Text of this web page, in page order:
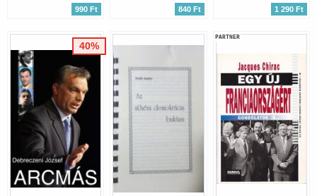
990 Ft 840 Ft 1 290 Ft
40%
PARTNER